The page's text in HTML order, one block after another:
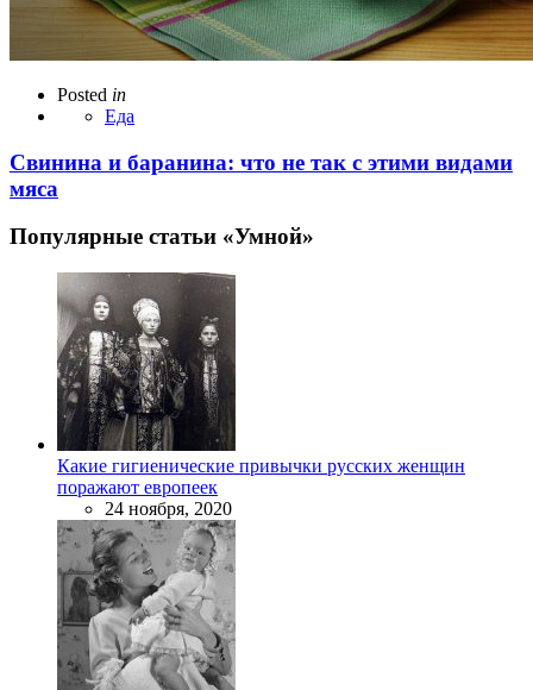
Posted in
Еда
Свинина и баранина: что не так с этими видами
мяса
Популярные статьи «Умной»
Какие гигиенические привычки русских женщин
поражают европеек
24 ноября, 2020